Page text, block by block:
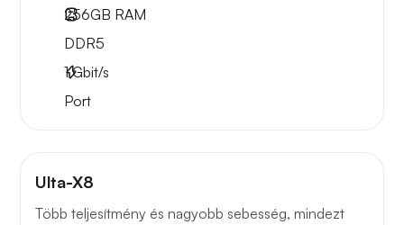
256GB RAM
DDR5
1Gbit/s
Port
Ulta-X8
Több teljesítmény és nagyobb sebesség, mindezt